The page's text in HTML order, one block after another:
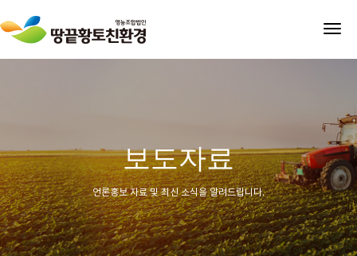
보도자료
언론홍보 자료 및 최신 소식을 알려드립니다.